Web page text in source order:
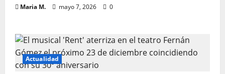
Maria M. mayo 7, 2026 0
Actualidad